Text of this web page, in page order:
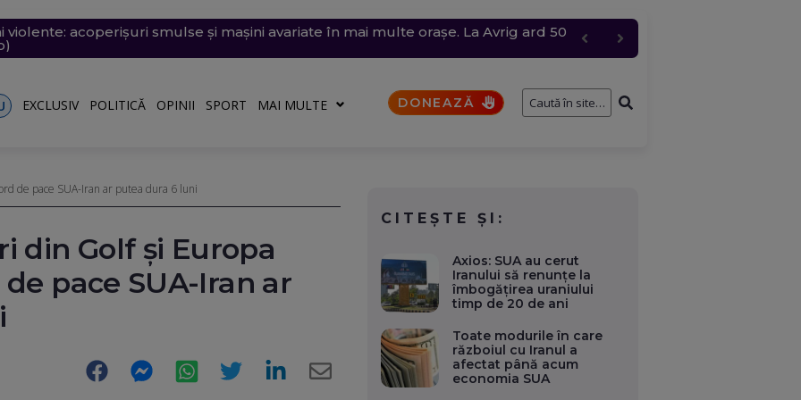
acoperișuri smulse și mașini avariate în mai multe orașe. La Avrig ard 50
săptămâna viitoare. Accesul se va face în etape. Iată ce se întâmplă cu cererile și
pe o stâncă de pe Transfăgărășan mesajul de iubire pentru „Anna”
pe care abia o pornise acum câteva zile
extreme: 39 de grade la umbră, vijelii de 90 km/h și grindină de până la 4
EXCLUSIV POLITICĂ OPINII SPORT MAI MULTE DONEAZĂ
de pace SUA-Iran ar putea dura 6 luni
din Golf și Europa
pace SUA-Iran ar
Facebook Messenger WhatsApp Twitter LinkedIn
CITEȘTE ȘI:
Axios: SUA au cerut
Iranului să renunțe la
îmbogățirea uraniului
timp de 20 de ani
Toate modurile în care
războiul cu Iranul a
afectat până acum
economia SUA